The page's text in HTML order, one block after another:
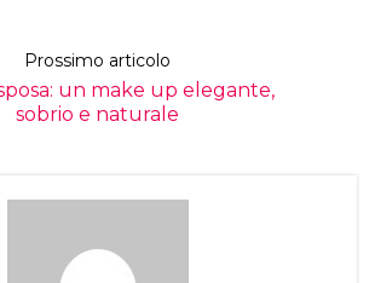
Prossimo articolo
un make up elegante,
sobrio e naturale